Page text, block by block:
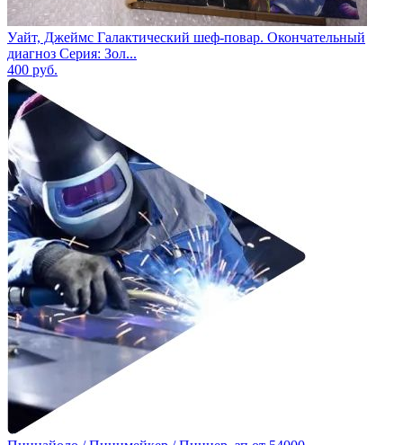
Уайт, Джеймс Галактический шеф-повар. Окончательный
диагноз Серия: Зол...
400 руб.